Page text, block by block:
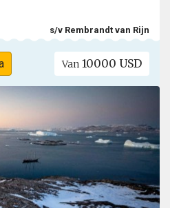
s/v Rembrandt van Rijn
Van 10000 USD